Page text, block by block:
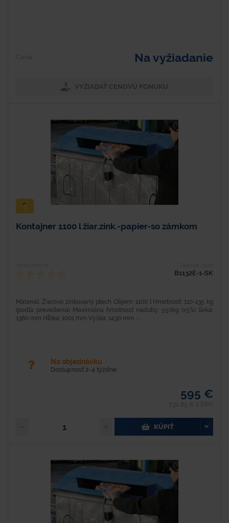
Na vyžiadanie
VYŽIADAŤ CENOVÚ PONUKU
Kontajner 1100 l žiar.zink.-papier-so zámkom
B1132E-1-SK
Materiál: Žiarovo zinkovaný plech Objem: 1100 l Hmotnosť: 110-135 kg
(podľa prevedenia) Maximálna hmotnosť nádoby: 550kg (±5%) Šírka:
1360 mm Hĺbka: 1001 mm Výška: 1430 mm -...
Na objednávku
Dostupnosť 2-4 týždne
595 €
KÚPIŤ